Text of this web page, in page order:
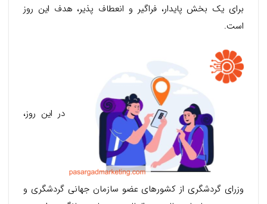
برای یک بخش پایدار، فراگیر و انعطاف پذیر، هدف این روز
است.
در این روز،
وزرای گردشگری از کشورهای عضو سازمان جهانی گردشگری و